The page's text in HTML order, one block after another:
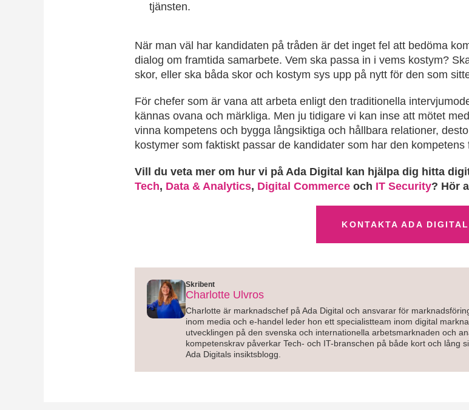
tjänsten.
När man väl har kandidaten på tråden är det inget fel att bedöma
dialog om framtida samarbete. Vem ska passa in i vems kostym?
skor, eller ska båda skor och kostym sys upp på nytt för den som
För chefer som är vana att arbeta enligt den traditionella
kännas ovana och märkliga. Men ju tidigare vi kan inse att mötet
vinna kompetens och bygga långsiktiga och hållbara relationer,
kostymer som faktiskt passar de kandidater som har den kompetens
Vill du veta mer om hur vi på Ada Digital kan hjälpa dig hitta
Tech, Data & Analytics, Digital Commerce och IT Security? Hör
KONTAKTA ADA
Skribent
Charlotte Ulvros
Charlotte är marknadschef på Ada Digital och ansvarar för
inom media och e-handel leder hon ett specialistteam inom digital
utvecklingen på den svenska och internationella arbetsmarknaden och
kompetenskrav påverkar Tech- och IT-branschen på både kort och lång
Ada Digitals insiktsblogg.